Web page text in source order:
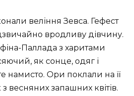
веління Зевса. Гефест
вродливу дівчину.
Паллада з харитами
як сонце, одяг і
намисто. Ори поклали на її
весняних запашних квітів.